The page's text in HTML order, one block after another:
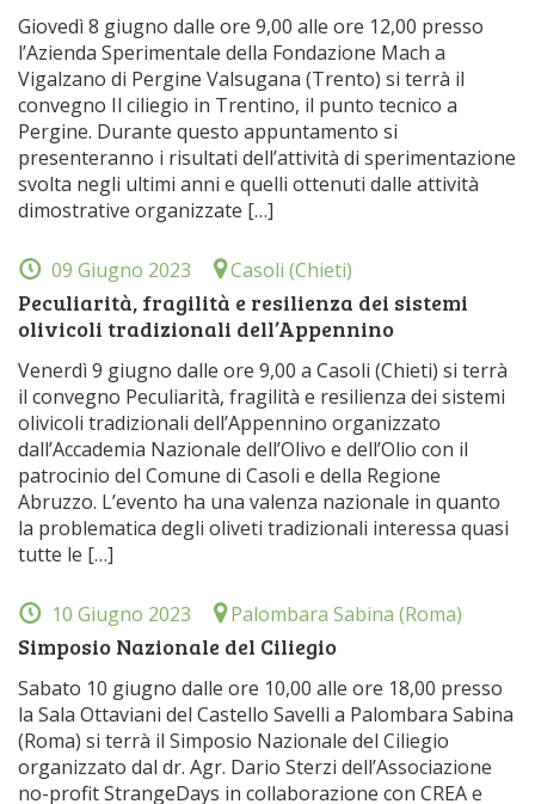
Giovedì 8 giugno dalle ore 9,00 alle ore 12,00 presso
l’Azienda Sperimentale della Fondazione Mach a
Vigalzano di Pergine Valsugana (Trento) si terrà il
convegno Il ciliegio in Trentino, il punto tecnico a
Pergine. Durante questo appuntamento si
presenteranno i risultati dell’attività di sperimentazione
svolta negli ultimi anni e quelli ottenuti dalle attività
dimostrative organizzate […]
09 Giugno 2023 Casoli (Chieti)
Peculiarità, fragilità e resilienza dei sistemi
olivicoli tradizionali dell’Appennino
Venerdì 9 giugno dalle ore 9,00 a Casoli (Chieti) si terrà
il convegno Peculiarità, fragilità e resilienza dei sistemi
olivicoli tradizionali dell’Appennino organizzato
dall’Accademia Nazionale dell’Olivo e dell’Olio con il
patrocinio del Comune di Casoli e della Regione
Abruzzo. L’evento ha una valenza nazionale in quanto
la problematica degli oliveti tradizionali interessa quasi
tutte le […]
10 Giugno 2023 Palombara Sabina (Roma)
Simposio Nazionale del Ciliegio
Sabato 10 giugno dalle ore 10,00 alle ore 18,00 presso
la Sala Ottaviani del Castello Savelli a Palombara Sabina
(Roma) si terrà il Simposio Nazionale del Ciliegio
organizzato dal dr. Agr. Dario Sterzi dell’Associazione
no-profit StrangeDays in collaborazione con CREA e